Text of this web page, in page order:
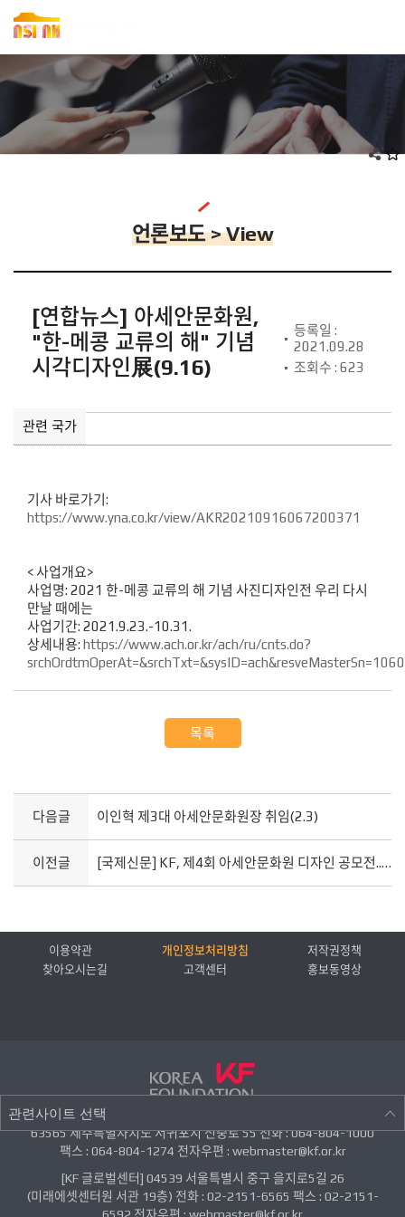
언론보도 > View
[연합뉴스] 아세안문화원,
"한-메콩 교류의 해" 기념
시각디자인展(9.16)
등록일 :
2021.09.28
조회수 : 623
관련 국가
기사 바로가기:
https://www.yna.co.kr/view/AKR20210916067200371
< 사업개요>
사업명: 2021 한-메콩 교류의 해 기념 사진디자인전 우리 다시
만날 때에는
사업기간: 2021.9.23.-10.31.
상세내용: https://www.ach.or.kr/ach/ru/cnts.do?
목록
다음글 이인혁 제3대 아세안문화원장 취임(2.3)
이전글 [국제신문] KF, 제4회 아세안문화원 디자인 공모전...시상금은 2300만 원(4.12)
이용약관 개인정보처리방침
저작권정책
찾아오시는길
고객센터 홍보동영상
관련사이트 선택
63565 제주특별자치도 서귀포시 신중로 55 전화 : 064-804-1000
팩스 : 064-804-1274 전자우편 : webmaster@kf.or.kr
[KF 글로벌센터] 04539 서울특별시 중구 을지로5길 26
(미래에셋센터원 서관 19층) 전화 : 02-2151-6565 팩스 : 02-2151-